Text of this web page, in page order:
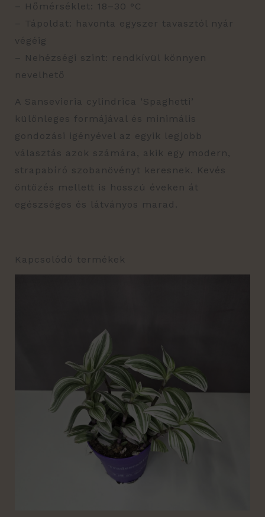
– Hőmérséklet: 18–30 °C
– Tápoldat: havonta egyszer tavasztól nyár
végéig
– Nehézségi szint: rendkívül könnyen
nevelhető
A Sansevieria cylindrica ‘Spaghetti’
különleges formájával és minimális
gondozási igényével az egyik legjobb
választás azok számára, akik egy modern,
strapabíró szobanövényt keresnek. Kevés
öntözés mellett is hosszú éveken át
egészséges és látványos marad.
Kapcsolódó termékek